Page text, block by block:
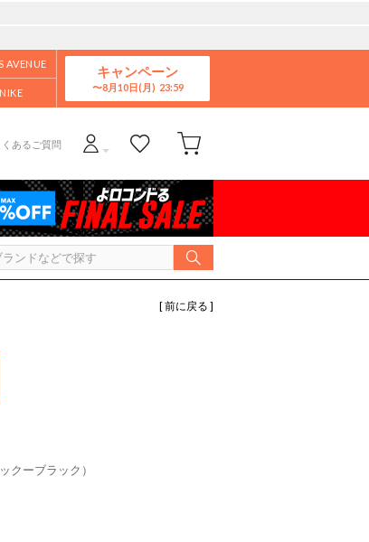
AVENUE
NIKE
キャンペーン
8月10日(月)
くあるご質問
[ 前に戻る ]
クーブラック）